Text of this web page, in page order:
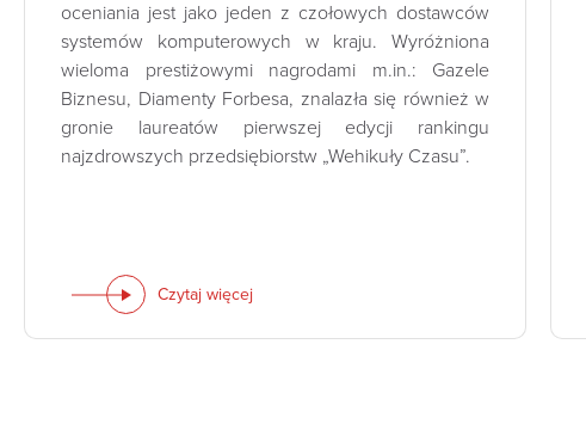
oceniania jest jako jeden z czołowych dostawców
systemów komputerowych w kraju. Wyróżniona
wieloma prestiżowymi nagrodami m.in.: Gazele
Biznesu, Diamenty Forbesa, znalazła się również w
gronie laureatów pierwszej edycji rankingu
najzdrowszych przedsiębiorstw „Wehikuły Czasu”.
Czytaj więcej